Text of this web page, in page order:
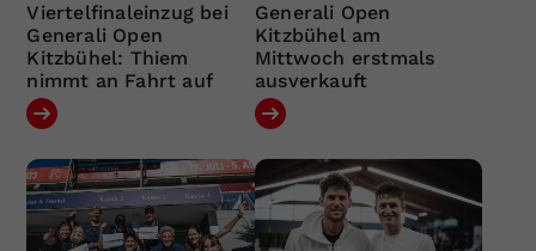
Viertelfinaleinzug bei
Generali Open
Kitzbühel: Thiem
nimmt an Fahrt auf
Generali Open
Kitzbühel am
Mittwoch erstmals
ausverkauft